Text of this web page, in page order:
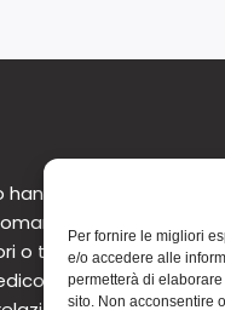
Per fornire le migliori
e/o accedere alle
permetterà di
sito. Non acconsentire
carattere
di non
o tantomeno
Questo avviso